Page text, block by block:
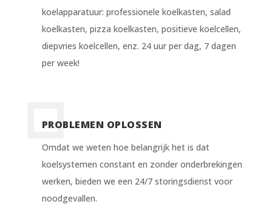
koelapparatuur: professionele koelkasten, salad
koelkasten, pizza koelkasten, positieve koelcellen,
diepvries koelcellen, enz. 24 uur per dag, 7 dagen
per week!
PROBLEMEN OPLOSSEN
Omdat we weten hoe belangrijk het is dat
koelsystemen constant en zonder onderbrekingen
werken, bieden we een 24/7 storingsdienst voor
noodgevallen.